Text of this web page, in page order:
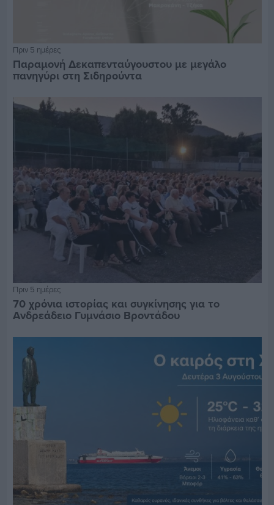
Πριν 5 ημέρες
Παραμονή Δεκαπενταύγουστου με μεγάλο
πανηγύρι στη Σιδηρούντα
Πριν 5 ημέρες
70 χρόνια ιστορίας και συγκίνησης για το
Ανδρεάδειο Γυμνάσιο Βροντάδου